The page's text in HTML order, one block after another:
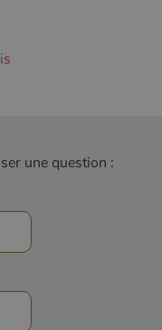
une question :